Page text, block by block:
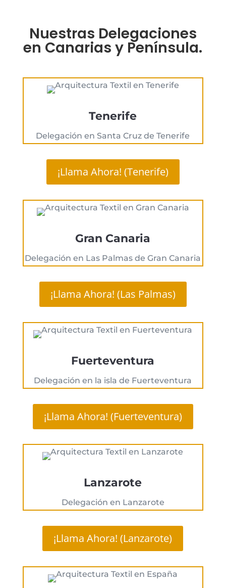
Nuestras Delegaciones
en Canarias y Península.
Tenerife
Delegación en Santa Cruz de Tenerife
¡Llama Ahora! (Tenerife)
Gran Canaria
Delegación en Las Palmas de Gran Canaria
¡Llama Ahora! (Las Palmas)
Fuerteventura
Delegación en la isla de Fuerteventura
¡Llama Ahora! (Fuerteventura)
Lanzarote
Delegación en Lanzarote
¡Llama Ahora! (Lanzarote)